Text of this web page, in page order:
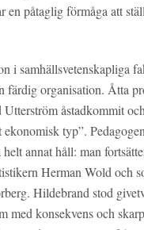
en påtaglig förmåga att
i samhällsvetenskapliga
färdig organisation. Åtta
åstadkommit
typ”.
annat håll: man
Herman Wold och
Hildebrand stod
med konsekvens och